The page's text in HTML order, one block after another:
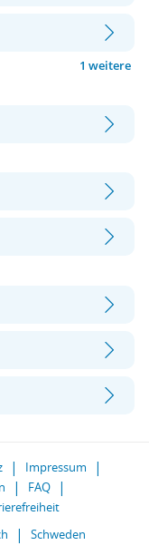
1 weitere
Impressum
FAQ
Schweden